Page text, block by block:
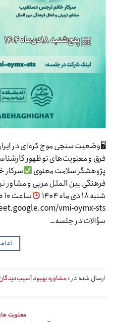
🖥وضعیت سنجی موج کره‌ای در
فرق و معنویت‌های نوظهور
پژوهشگر سلامت معنوی
سرکار
فرهنگی بین الملل مربی و مشاور
شنبه ۱۸ دی ماه ۱۴۰۴
ساعت ۱۰ صبح
vmi-oymx-sts
سؤالات در جلسه…
ارسال شده در : مشاوره بهبود
معنویت